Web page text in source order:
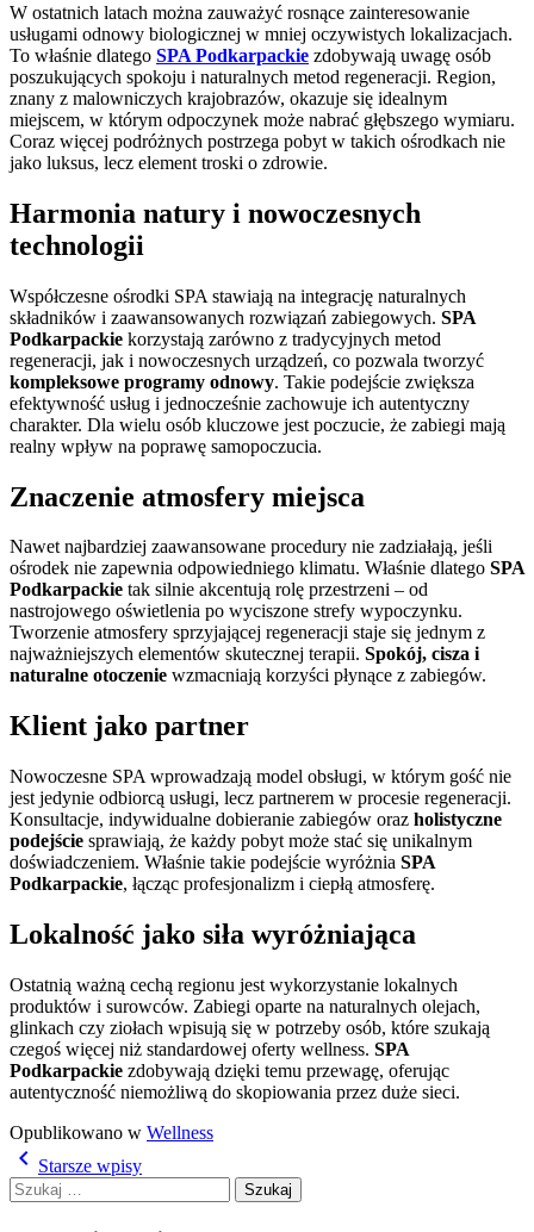
W ostatnich latach można zauważyć rosnące zainteresowanie
usługami odnowy biologicznej w mniej oczywistych lokalizacjach.
To właśnie dlatego SPA Podkarpackie zdobywają uwagę osób
poszukujących spokoju i naturalnych metod regeneracji. Region,
znany z malowniczych krajobrazów, okazuje się idealnym
miejscem, w którym odpoczynek może nabrać głębszego wymiaru.
Coraz więcej podróżnych postrzega pobyt w takich ośrodkach nie
jako luksus, lecz element troski o zdrowie.
Harmonia natury i nowoczesnych
technologii
Współczesne ośrodki SPA stawiają na integrację naturalnych
składników i zaawansowanych rozwiązań zabiegowych. SPA
Podkarpackie korzystają zarówno z tradycyjnych metod
regeneracji, jak i nowoczesnych urządzeń, co pozwala tworzyć
kompleksowe programy odnowy. Takie podejście zwiększa
efektywność usług i jednocześnie zachowuje ich autentyczny
charakter. Dla wielu osób kluczowe jest poczucie, że zabiegi mają
realny wpływ na poprawę samopoczucia.
Znaczenie atmosfery miejsca
Nawet najbardziej zaawansowane procedury nie zadziałają, jeśli
ośrodek nie zapewnia odpowiedniego klimatu. Właśnie dlatego SPA
Podkarpackie tak silnie akcentują rolę przestrzeni – od
nastrojowego oświetlenia po wyciszone strefy wypoczynku.
Tworzenie atmosfery sprzyjającej regeneracji staje się jednym z
najważniejszych elementów skutecznej terapii. Spokój, cisza i
naturalne otoczenie wzmacniają korzyści płynące z zabiegów.
Klient jako partner
Nowoczesne SPA wprowadzają model obsługi, w którym gość nie
jest jedynie odbiorcą usługi, lecz partnerem w procesie regeneracji.
Konsultacje, indywidualne dobieranie zabiegów oraz holistyczne
podejście sprawiają, że każdy pobyt może stać się unikalnym
doświadczeniem. Właśnie takie podejście wyróżnia SPA
Podkarpackie, łącząc profesjonalizm i ciepłą atmosferę.
Lokalność jako siła wyróżniająca
Ostatnią ważną cechą regionu jest wykorzystanie lokalnych
produktów i surowców. Zabiegi oparte na naturalnych olejach,
glinkach czy ziołach wpisują się w potrzeby osób, które szukają
czegoś więcej niż standardowej oferty wellness. SPA
Podkarpackie zdobywają dzięki temu przewagę, oferując
autentyczność niemożliwą do skopiowania przez duże sieci.
Opublikowano w Wellness
Nawigacja
po
navigate_before Starsze wpisy
Szukaj: